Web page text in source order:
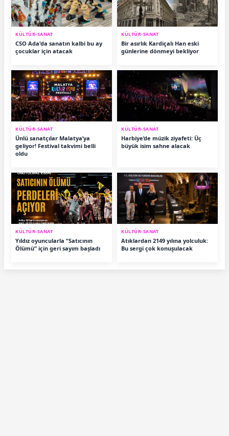
KÜLTÜR-SANAT
CSO Ada'da sanatın kalbi bu ay
çocuklar için atacak
KÜLTÜR-SANAT
Bir asırlık Kardiçalı Han eski
günlerine dönmeyi bekliyor
KÜLTÜR-SANAT
Ünlü sanatçılar Malatya’ya
geliyor! Festival takvimi belli
oldu
KÜLTÜR-SANAT
Harbiye’de müzik ziyafeti: Üç
büyük isim sahne alacak
KÜLTÜR-SANAT
Yıldız oyuncularla “Satıcının
Ölümü” için geri sayım başladı
KÜLTÜR-SANAT
Atıklardan 2149 yılına yolculuk:
Bu sergi çok konuşulacak